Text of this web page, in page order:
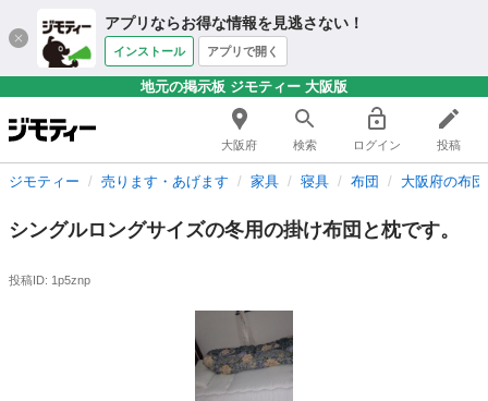
アプリならお得な情報を見逃さない！
インストール アプリで開く
地元の掲示板 ジモティー 大阪版
大阪府 検索 ログイン 投稿
ジモティー 売ります・あげます 家具 寝具 布団 大阪府の布団
シングルロングサイズの冬用の掛け布団と枕です。
投稿ID: 1p5znp